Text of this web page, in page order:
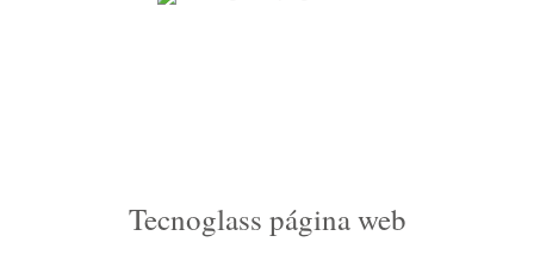
Tecnoglass página web